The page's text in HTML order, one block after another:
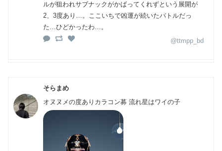
ルが狙われサブナックがかばってくれずという展開が
2、3度あり…。ここいちで凶運が続いたバトルだっ
た…ひどかったわ…。
@ttmpp_bd
そらまめ
オヌヌメの度ありカラコン募 流れ星はワイの子